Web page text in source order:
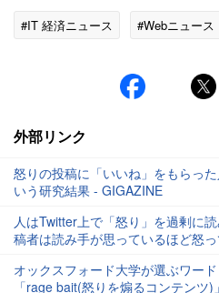
#IT 経済ニュース #Webニュース
外部リンク
怒りの投稿に「いいね」をもらっ
いう研究結果 - GIGAZINE
人はTwitter上で「怒り」を過剰に
稿者は読み手が思っているほど怒
オックスフォード大学が選ぶワー
「rage bait(怒りを煽るコンテンツ